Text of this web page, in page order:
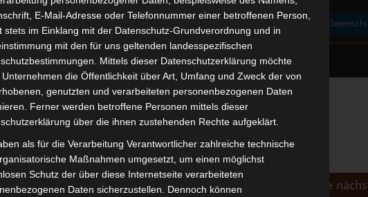
✓ Erlauben
STADIEN IMPRESSUM
Chemmam
Die
E-Mail-Adresse oder Telefonnummer einer betroffenen Person,
stets im Einklang mit der Datenschutz-Grundverordnung und in
mit den für uns geltenden landesspezifischen
Mittels dieser Datenschutzerklärung möchte
Unternehmen die Öffentlichkeit über Art, Umfang und Zweck der von
genutzten und verarbeiteten personenbezogenen Daten
Ferner werden betroffene Personen mittels dieser
über die ihnen zustehenden Rechte aufgeklärt.
als für die Verarbeitung Verantwortlicher zahlreiche technische
Maßnahmen umgesetzt, um einen möglichst
Schutz der über diese Internetseite verarbeiteten
Daten sicherzustellen. Dennoch können